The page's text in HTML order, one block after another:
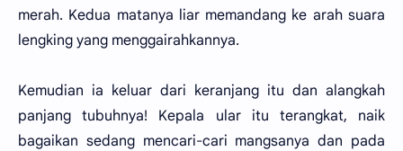
merah. Kedua matanya liar memandang ke arah suara
lengking yang menggairahkannya.
Kemudian ia keluar dari keranjang itu dan alangkah
panjang tubuhnya! Kepala ular itu terangkat, naik
bagaikan sedang mencari-cari mangsanya dan pada